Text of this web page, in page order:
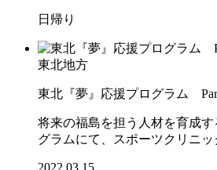
日帰り
東北地方
東北『夢』応援プログラム
将来の福島を担う人材を育成
グラムにて、スポーツクリニッ